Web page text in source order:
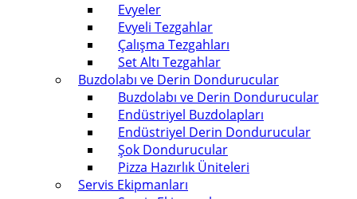
Evyeler
Evyeli Tezgahlar
Çalışma Tezgahları
Set Altı Tezgahlar
Buzdolabı ve Derin Dondurucular
Buzdolabı ve Derin Dondurucular
Endüstriyel Buzdolapları
Endüstriyel Derin Dondurucular
Şok Dondurucular
Pizza Hazırlık Üniteleri
Servis Ekipmanları